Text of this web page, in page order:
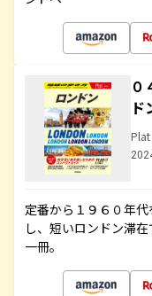
ド
Plat
定番から１９６０年
し、短いロンドン滞
一冊。